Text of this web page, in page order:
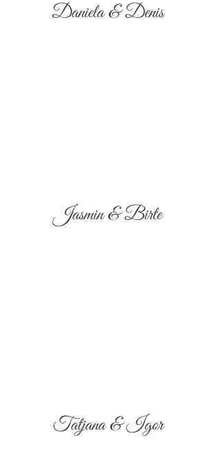
Daniela & Denis
Jasmin & Birte
Tatjana & Igor